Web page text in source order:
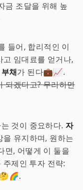
금 조달을 위해 높
들어, 합리적인 이
고 임대료를 얻거나,
채가 된다💼📈.
되겠다고? 무리하면
것이 중요하다. 자
을 유지하며, 원하는
, 어떻게 이 둘을
제인 투자 전략: